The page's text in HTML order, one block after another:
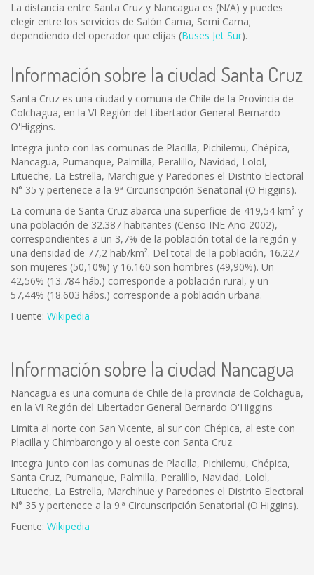
La distancia entre Santa Cruz y Nancagua es (N/A) y puedes
elegir entre los servicios de Salón Cama, Semi Cama;
dependiendo del operador que elijas (Buses Jet Sur).
Información sobre la ciudad Santa Cruz
Santa Cruz es una ciudad y comuna de Chile de la Provincia de
Colchagua, en la VI Región del Libertador General Bernardo
O'Higgins.
Integra junto con las comunas de Placilla, Pichilemu, Chépica,
Nancagua, Pumanque, Palmilla, Peralillo, Navidad, Lolol,
Litueche, La Estrella, Marchigüe y Paredones el Distrito Electoral
N° 35 y pertenece a la 9ª Circunscripción Senatorial (O'Higgins).
La comuna de Santa Cruz abarca una superficie de 419,54 km² y
una población de 32.387 habitantes (Censo INE Año 2002),
correspondientes a un 3,7% de la población total de la región y
una densidad de 77,2 hab/km². Del total de la población, 16.227
son mujeres (50,10%) y 16.160 son hombres (49,90%). Un
42,56% (13.784 háb.) corresponde a población rural, y un
57,44% (18.603 hábs.) corresponde a población urbana.
Fuente: Wikipedia
Información sobre la ciudad Nancagua
Nancagua es una comuna de Chile de la provincia de Colchagua,
en la VI Región del Libertador General Bernardo O'Higgins
Limita al norte con San Vicente, al sur con Chépica, al este con
Placilla y Chimbarongo y al oeste con Santa Cruz.
Integra junto con las comunas de Placilla, Pichilemu, Chépica,
Santa Cruz, Pumanque, Palmilla, Peralillo, Navidad, Lolol,
Litueche, La Estrella, Marchihue y Paredones el Distrito Electoral
N° 35 y pertenece a la 9.ª Circunscripción Senatorial (O'Higgins).
Fuente: Wikipedia